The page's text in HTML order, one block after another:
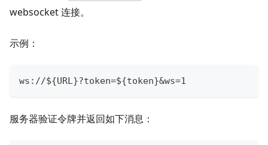
websocket 连接。
示例：
ws://${URL}?token=${token}&ws=1
服务器验证令牌并返回如下消息：